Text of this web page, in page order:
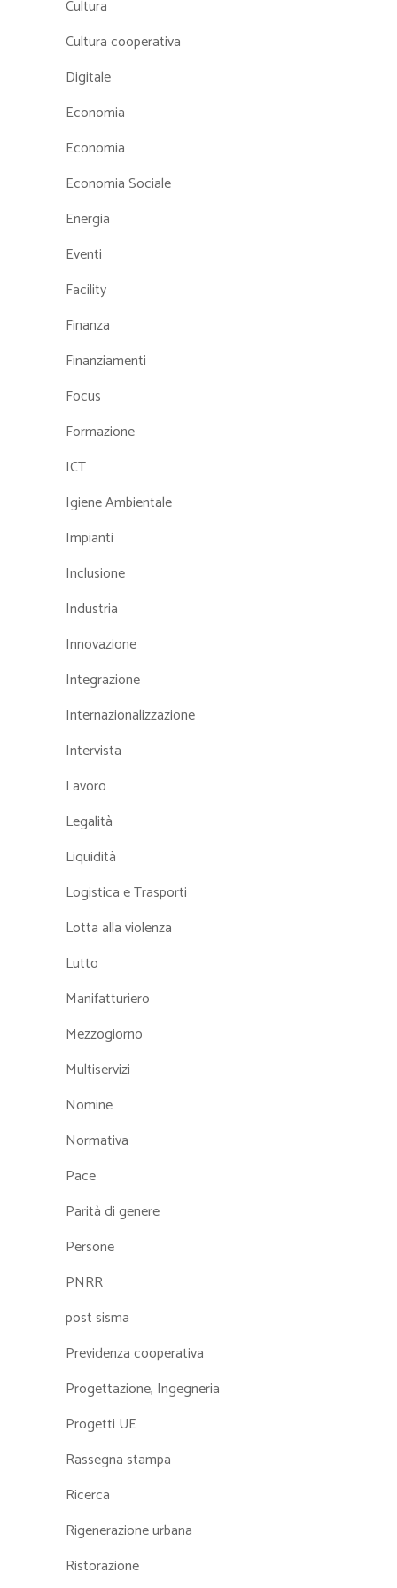
Cultura
Cultura cooperativa
Digitale
Economia
Economia
Economia Sociale
Energia
Eventi
Facility
Finanza
Finanziamenti
Focus
Formazione
ICT
Igiene Ambientale
Impianti
Inclusione
Industria
Innovazione
Integrazione
Internazionalizzazione
Intervista
Lavoro
Legalità
Liquidità
Logistica e Trasporti
Lotta alla violenza
Lutto
Manifatturiero
Mezzogiorno
Multiservizi
Nomine
Normativa
Pace
Parità di genere
Persone
PNRR
post sisma
Previdenza cooperativa
Progettazione, Ingegneria
Progetti UE
Rassegna stampa
Ricerca
Rigenerazione urbana
Ristorazione